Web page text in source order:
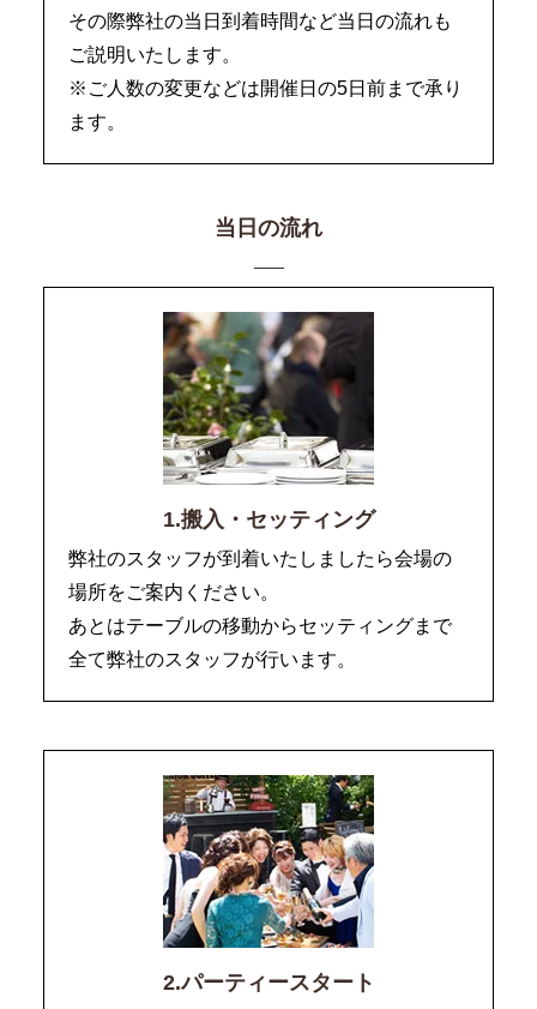
その際弊社の当日到着時間など当日の流れも
ご説明いたします。
※ご人数の変更などは開催日の5日前まで承り
ます。
当日の流れ
1.搬入・セッティング
弊社のスタッフが到着いたしましたら会場の
場所をご案内ください。
あとはテーブルの移動からセッティングまで
全て弊社のスタッフが行います。
2.パーティースタート